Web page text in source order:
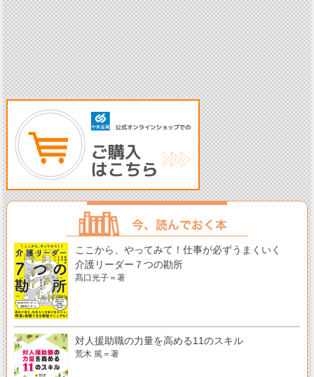
ここから、やってみて！仕事が必ずうまくいく
介護リーダー７つの勘所
髙口光子＝著
対人援助職の力量を高める11のスキル
荒木 篤＝著